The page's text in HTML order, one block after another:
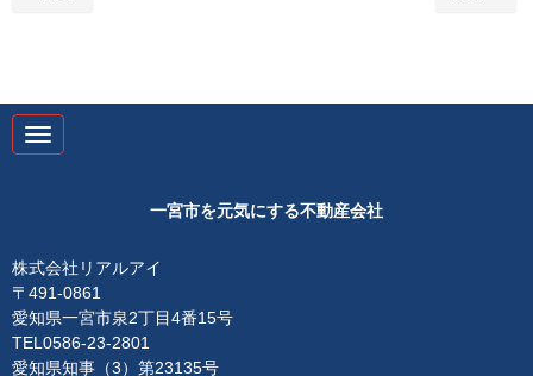
N
a
i
o
一宮市を元気にする不動産会社
株式会社リアルアイ
〒491-0861
愛知県一宮市泉2丁目4番15号
TEL0586-23-2801
愛知県知事（3）第23135号